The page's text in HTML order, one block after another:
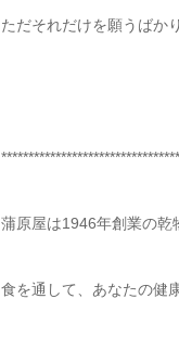
ただそれだけを願うばか
蒲原屋は1946年創業の乾
食を通して、あなたの健